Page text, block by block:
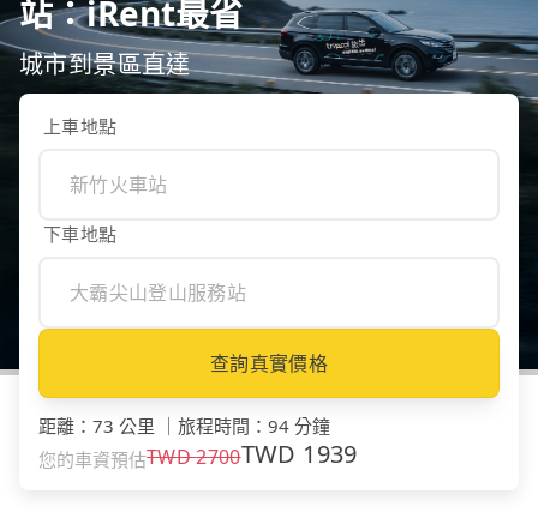
站：iRent最省
城市到景區直達
上車地點
下車地點
查詢真實價格
距離 ： 73 公里 旅程時間 ： 94 分鐘
您的車資預估TWD2700TWD 1939